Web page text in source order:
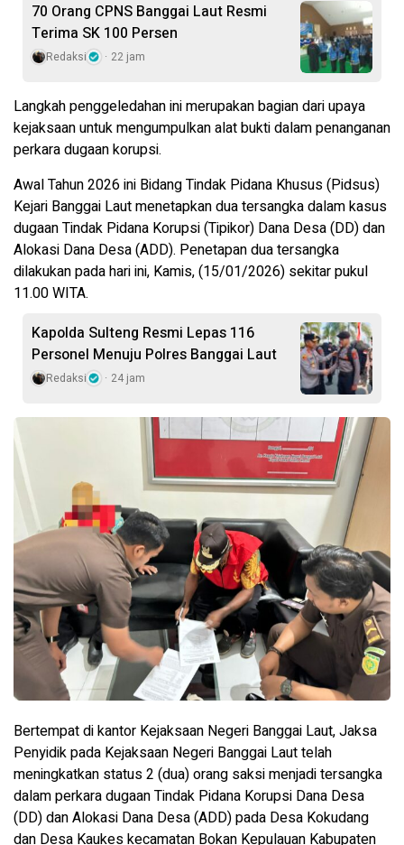
70 Orang CPNS Banggai Laut Resmi
Terima SK 100 Persen
Redaksi 22 jam
Langkah penggeledahan ini merupakan bagian dari upaya
kejaksaan untuk mengumpulkan alat bukti dalam penanganan
perkara dugaan korupsi.
Awal Tahun 2026 ini Bidang Tindak Pidana Khusus (Pidsus)
Kejari Banggai Laut menetapkan dua tersangka dalam kasus
dugaan Tindak Pidana Korupsi (Tipikor) Dana Desa (DD) dan
Alokasi Dana Desa (ADD). Penetapan dua tersangka
dilakukan pada hari ini, Kamis, (15/01/2026) sekitar pukul
11.00 WITA.
Kapolda Sulteng Resmi Lepas 116
Personel Menuju Polres Banggai Laut
Redaksi 24 jam
Bertempat di kantor Kejaksaan Negeri Banggai Laut, Jaksa
Penyidik pada Kejaksaan Negeri Banggai Laut telah
meningkatkan status 2 (dua) orang saksi menjadi tersangka
dalam perkara dugaan Tindak Pidana Korupsi Dana Desa
(DD) dan Alokasi Dana Desa (ADD) pada Desa Kokudang
dan Desa Kaukes kecamatan Bokan Kepulauan Kabupaten